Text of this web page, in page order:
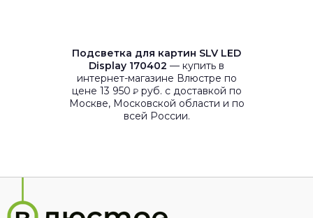
Подсветка для картин SLV LED
Display 170402 — купить в
интернет-магазине Влюстре по
цене 13 950 ₽руб. с доставкой по
Москве, Московской области и по
всей России.